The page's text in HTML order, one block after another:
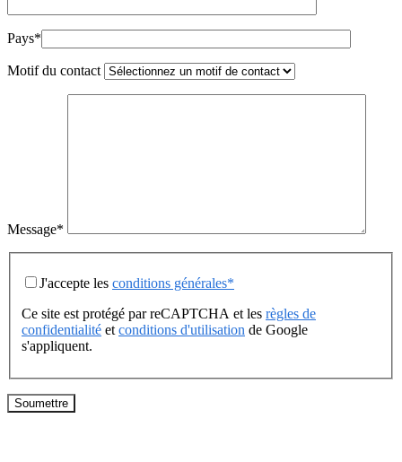
Pays*
Motif du contact
Message*
J'accepte les conditions générales*
Ce site est protégé par reCAPTCHA et les règles de
confidentialité et conditions d'utilisation de Google
s'appliquent.